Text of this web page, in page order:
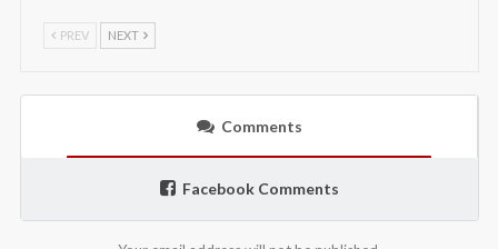
PREV NEXT
Comments
Facebook Comments